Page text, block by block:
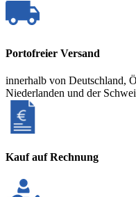
Portofreier Versand
innerhalb von Deutschland,
Niederlanden und der
Kauf auf Rechnung